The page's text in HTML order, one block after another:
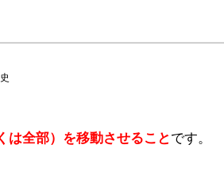
は全部）を移動させることです。